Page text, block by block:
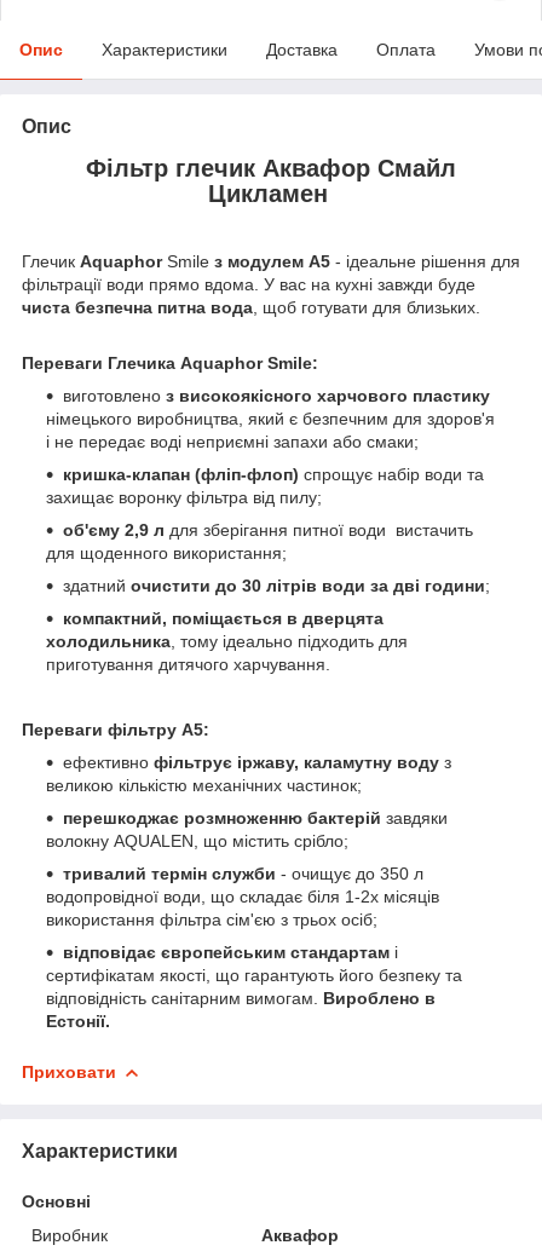
Опис Характеристики Доставка Оплата Умови
Опис
Фільтр глечик Аквафор Смайл
Цикламен
Глечик AquaphorSmile з модулем А5 - ідеальне рішення для
фільтрації води прямо вдома. У вас на кухні завжди буде
чиста безпечна питна вода , щоб готувати для близьких.
Переваги Глечика Aquaphor Smile:
виготовлено з високоякісного харчового пластику
німецького виробництва, який є безпечним для здоров'я
і не передає воді неприємні запахи або смаки;
кришка-клапан (фліп-флоп) спрощує набір води та
захищає воронку фільтра від пилу;
об'єму 2,9 л для зберігання питної води вистачить
для щоденного використання;
здатний очистити до 30 літрів води за дві години;
компактний, поміщається в дверцята
холодильника , тому ідеально підходить для
приготування дитячого харчування.
Переваги фільтру А5:
ефективно фільтрує іржаву, каламутну воду з
великою кількістю механічних частинок;
перешкоджає розмноженню бактерій завдяки
волокну AQUALEN, що містить срібло;
тривалий термін служби - очищує до 350 л
водопровідної води, що складає біля 1-2х місяців
використання фільтра сім'єю з трьох осіб;
відповідає європейським стандартам і
сертифікатам якості, що гарантують його безпеку та
відповідність санітарним вимогам. Вироблено в
Естонії.
Приховати
Характеристики
Основні
Виробник
Аквафор